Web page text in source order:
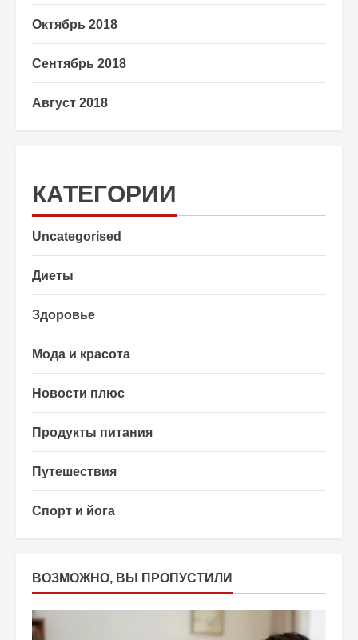
Октябрь 2018
Сентябрь 2018
Август 2018
КАТЕГОРИИ
Uncategorised
Диеты
Здоровье
Мода и красота
Новости плюс
Продукты питания
Путешествия
Спорт и йога
ВОЗМОЖНО, ВЫ ПРОПУСТИЛИ